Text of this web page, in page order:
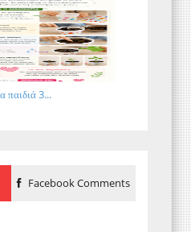
παιδιά 3...
Facebook Comments